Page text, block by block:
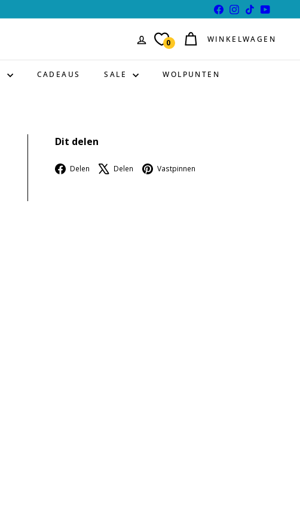
FacebookInstagram
TikTokYouTube
0 WINKELWAGEN
CADEAUS SALE WOLPUNTEN
Dit delen
Delen Facebook
Delen X Vastpinnen